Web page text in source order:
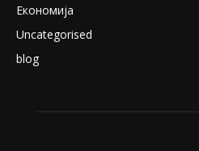
Економија
Uncategorised
blog